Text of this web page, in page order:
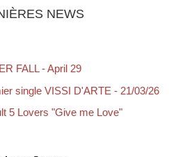
NEWS
FALL - April 29
single VISSI D'ARTE - 21/03/26
5 Lovers "Give me Love"